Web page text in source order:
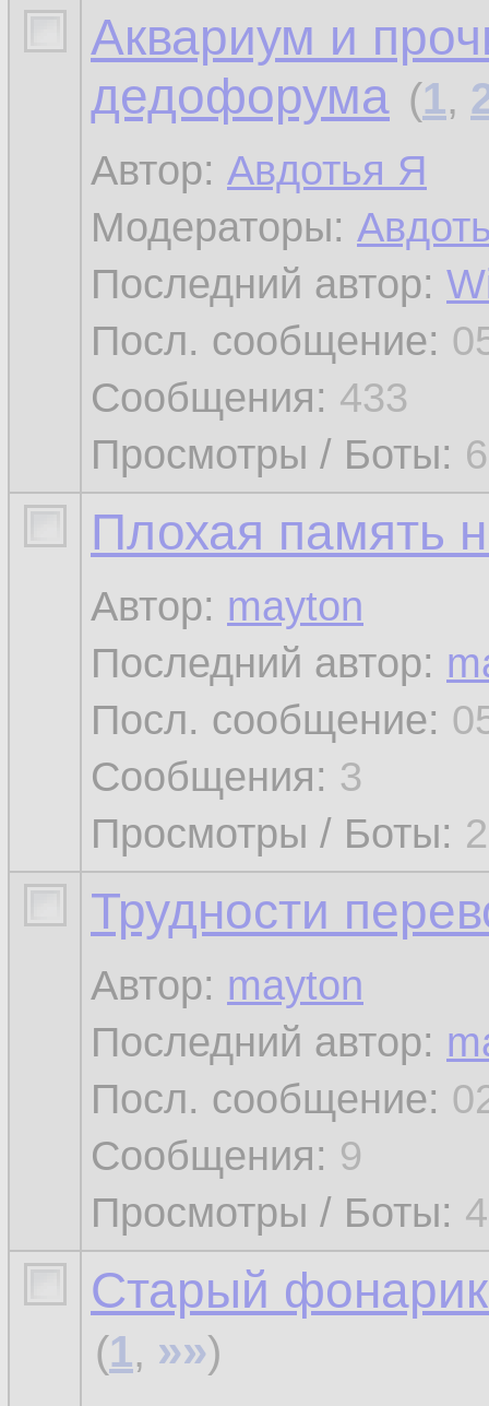
Аквариум и
дедофорума (1,
Автор: Авдотья Я
Модераторы:
Последний автор:
Посл. сообщение:
Сообщения: 433
Просмотры / Боты:
Плохая память
Автор: mayton
Последний автор:
Посл. сообщение:
Сообщения: 3
Просмотры / Боты:
Трудности
Автор: mayton
Последний автор:
Посл. сообщение:
Сообщения: 9
Просмотры / Боты:
Старый
(1, »»)